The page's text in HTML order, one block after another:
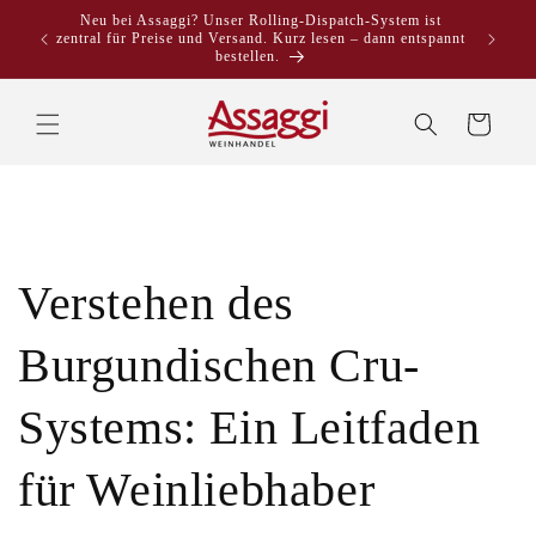
Inhalt
Neu bei Assaggi? Unser Rolling-Dispatch-System ist
zentral für Preise und Versand. Kurz lesen – dann entspannt
bestellen.
Warenkorb
Verstehen des
Burgundischen Cru-
Systems: Ein Leitfaden
für Weinliebhaber